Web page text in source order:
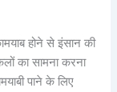
होने से इंसान की
का सामना करना
पाने के लिए